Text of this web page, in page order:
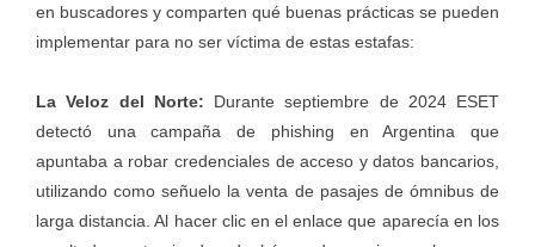
en buscadores y comparten qué buenas prácticas se pueden
implementar para no ser víctima de estas estafas:
La Veloz del Norte: Durante septiembre de 2024 ESET
detectó unacampaña de phishing en Argentina que
apuntaba a robar credenciales de acceso y datos bancarios,
utilizando como señuelo la venta de pasajes de ómnibus de
larga distancia. Al hacer clic en el enlace que aparecía en los